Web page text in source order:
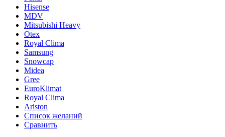
Hisense
MDV
Mitsubishi Heavy
Otex
Royal Clima
Samsung
Snowcap
Midea
Gree
EuroKlimat
Royal Clima
Ariston
Список желаний
Сравнить